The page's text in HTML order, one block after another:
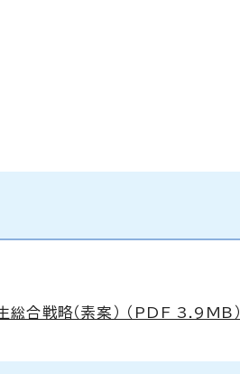
合戦略（素案） （PDF 3.9MB）